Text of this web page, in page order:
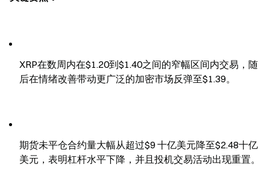
XRP在数周内在$1.20到$1.40之间的窄幅区间内交易，随
后在情绪改善带动更广泛的加密市场反弹至$1.39。
期货未平仓合约量大幅从超过$9 十亿美元降至$2.48十亿
美元，表明杠杆水平下降，并且投机交易活动出现重置。